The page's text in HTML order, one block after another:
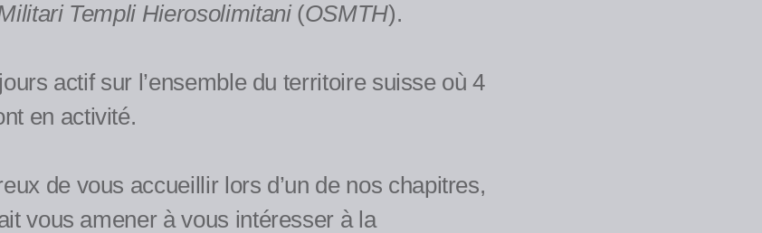
Templi Hierosolimitani(OSMTH).
actif sur l’ensemble du territoire suisse où 4
en activité.
de vous accueillir lors d’un de nos chapitres,
vous amener à vous intéresser à la